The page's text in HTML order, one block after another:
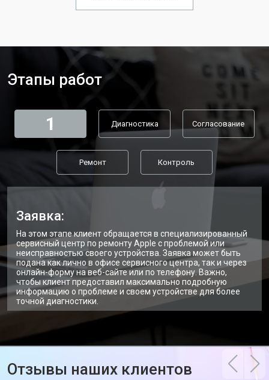
Этапы работ
1 Диагностика Согласование
Ремонт Контроль
Заявка:
На этом этапе клиент обращается в специализированный
сервисный центр по ремонту Apple с проблемой или
неисправностью своего устройства. Заявка может быть
подана как лично в офисе сервисного центра, так и через
онлайн-форму на веб-сайте или по телефону. Важно,
чтобы клиент предоставил максимально подробную
информацию о проблеме и своем устройстве для более
точной диагностики.
Отзывы наших клиентов